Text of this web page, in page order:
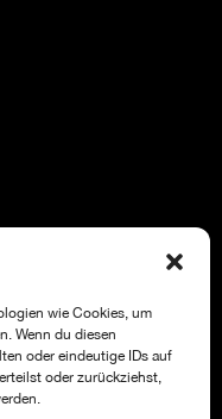
wie Cookies, um
Wenn du diesen
oder eindeutige IDs auf
oder zurückziehst,